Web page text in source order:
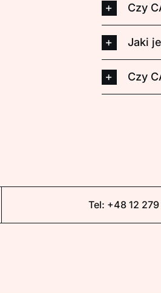
Czy
Jaki
Czy
Tel: +48 12 279